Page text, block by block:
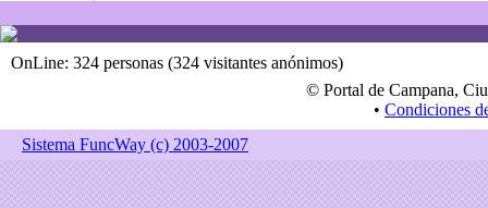
OnLine: 324 personas (324 visitantes anónimos)
© Portal de Campana,
• Condiciones
Sistema FuncWay (c) 2003-2007